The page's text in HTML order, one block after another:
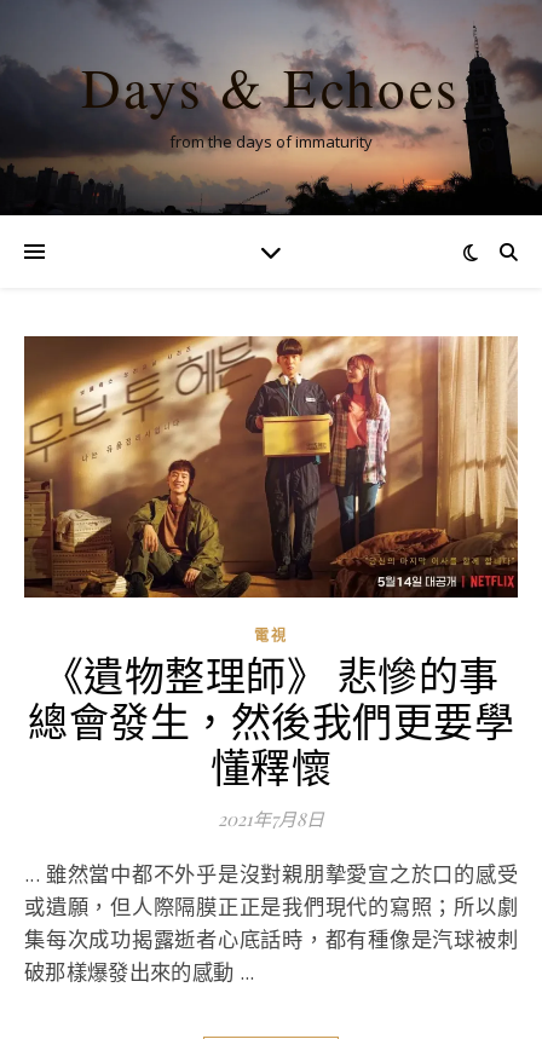
Days & Echoes
from the days of immaturity
電視
《遺物整理師》 悲慘的事
總會發生，然後我們更要學
懂釋懷
2021年7月8日
... 雖然當中都不外乎是沒對親朋摯愛宣之於口的感受
或遺願，但人際隔膜正正是我們現代的寫照；所以劇
集每次成功揭露逝者心底話時，都有種像是汽球被刺
破那樣爆發出來的感動 ...